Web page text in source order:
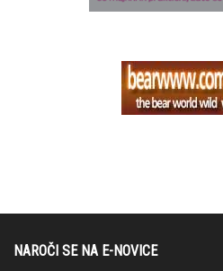
NAROČI SE NA E-NOVICE